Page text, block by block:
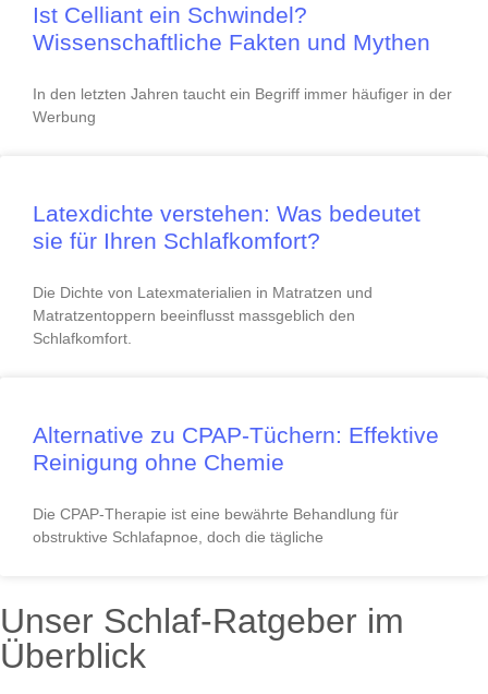
Ist Celliant ein Schwindel?
Wissenschaftliche Fakten und Mythen
In den letzten Jahren taucht ein Begriff immer häufiger in der
Werbung
Latexdichte verstehen: Was bedeutet
sie für Ihren Schlafkomfort?
Die Dichte von Latexmaterialien in Matratzen und
Matratzentoppern beeinflusst massgeblich den
Schlafkomfort.
Alternative zu CPAP-Tüchern: Effektive
Reinigung ohne Chemie
Die CPAP-Therapie ist eine bewährte Behandlung für
obstruktive Schlafapnoe, doch die tägliche
Unser Schlaf-Ratgeber im
Überblick